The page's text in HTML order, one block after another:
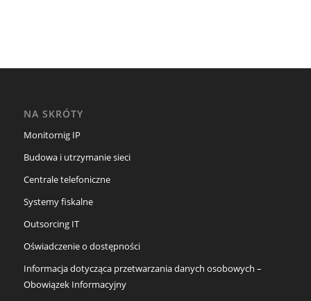
NA SKRÓTY
Monitornig IP
Budowa i utrzymanie sieci
Centrale telefoniczne
Systemy fiskalne
Outsorcing IT
Oświadczenie o dostępności
Informacja dotycząca przetwarzania danych osobowych –
Obowiązek Informacyjny